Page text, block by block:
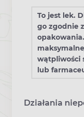
To jest lek.
go zgodnie
wątpliwości
lub
Działania